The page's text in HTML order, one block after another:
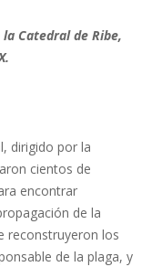
Catedral de Ribe,
dirigido por la
cientos de
encontrar
de la
reconstruyeron los
de la plaga, y